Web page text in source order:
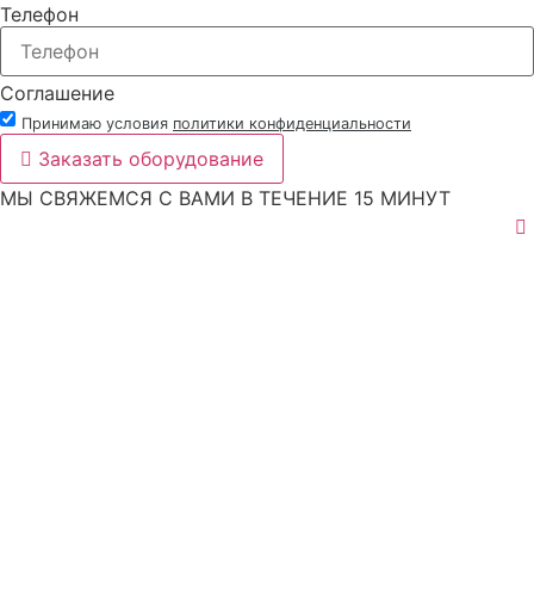
Телефон
Соглашение
Принимаю условия политики конфиденциальности
Заказать оборудование
МЫ СВЯЖЕМСЯ С ВАМИ В ТЕЧЕНИЕ 15 МИНУТ